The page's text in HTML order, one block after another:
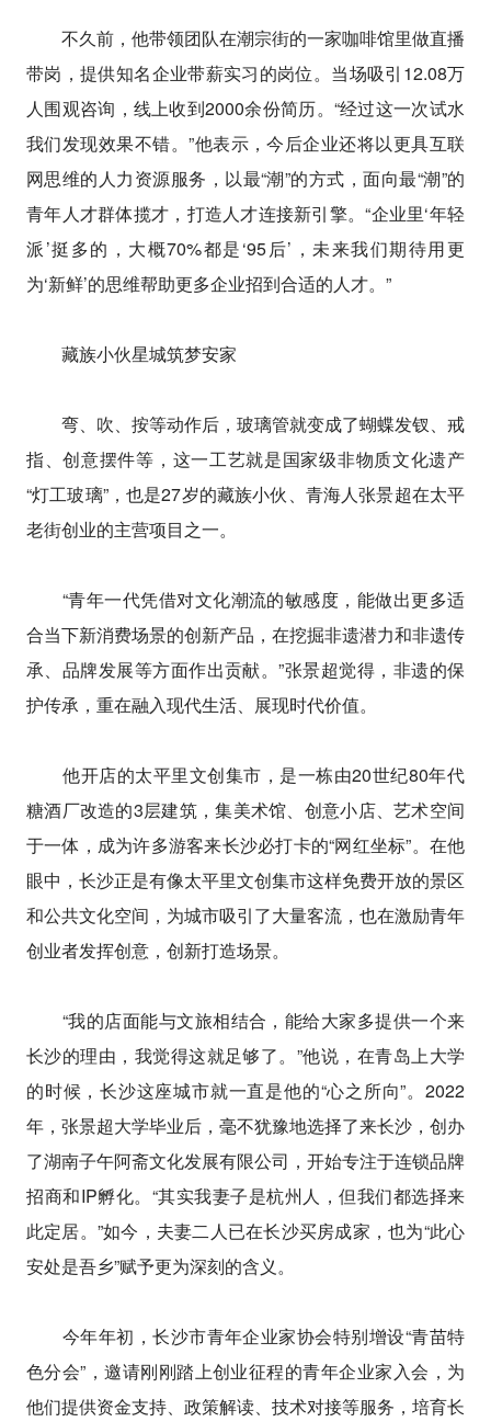
不久前，他带领团队在潮宗街的一家咖啡馆里做直播
带岗，提供知名企业带薪实习的岗位。当场吸引12.08万
人围观咨询，线上收到2000余份简历。“经过这一次试水
我们发现效果不错。”他表示，今后企业还将以更具互联
网思维的人力资源服务，以最“潮”的方式，面向最“潮”的
青年人才群体揽才，打造人才连接新引擎。“企业里‘年轻
派’挺多的，大概70%都是‘95后’，未来我们期待用更
为‘新鲜’的思维帮助更多企业招到合适的人才。”
藏族小伙星城筑梦安家
弯、吹、按等动作后，玻璃管就变成了蝴蝶发钗、戒
指、创意摆件等，这一工艺就是国家级非物质文化遗产
“灯工玻璃”，也是27岁的藏族小伙、青海人张景超在太平
老街创业的主营项目之一。
“青年一代凭借对文化潮流的敏感度，能做出更多适
合当下新消费场景的创新产品，在挖掘非遗潜力和非遗传
承、品牌发展等方面作出贡献。”张景超觉得，非遗的保
护传承，重在融入现代生活、展现时代价值。
他开店的太平里文创集市，是一栋由20世纪80年代
糖酒厂改造的3层建筑，集美术馆、创意小店、艺术空间
于一体，成为许多游客来长沙必打卡的“网红坐标”。在他
眼中，长沙正是有像太平里文创集市这样免费开放的景区
和公共文化空间，为城市吸引了大量客流，也在激励青年
创业者发挥创意，创新打造场景。
“我的店面能与文旅相结合，能给大家多提供一个来
长沙的理由，我觉得这就足够了。”他说，在青岛上大学
的时候，长沙这座城市就一直是他的“心之所向”。2022
年，张景超大学毕业后，毫不犹豫地选择了来长沙，创办
了湖南子午阿斋文化发展有限公司，开始专注于连锁品牌
招商和IP孵化。“其实我妻子是杭州人，但我们都选择来
此定居。”如今，夫妻二人已在长沙买房成家，也为“此心
安处是吾乡”赋予更为深刻的含义。
今年年初，长沙市青年企业家协会特别增设“青苗特
色分会”，邀请刚刚踏上创业征程的青年企业家入会，为
他们提供资金支持、政策解读、技术对接等服务，培育长